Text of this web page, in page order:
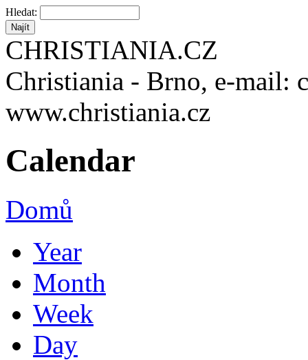
Hledat:
CHRISTIANIA.CZ
Christiania - Brno, e-mail:
www.christiania.cz
Calendar
Domů
Year
Month
Week
Day